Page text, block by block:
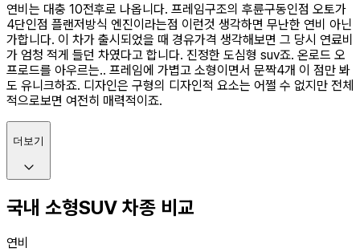
연비는 대충 10전후로 나옵니다. 프레임구조의 후륜구동인점 오토가
4단인점 플랜저방식 엔진이라는점 이런것 생각하면 무난한 연비 아닌
가합니다. 이 차가 출시되었을 때 경유가격 생각해보면 그 당시 연료비
가 엄청 적게 들던 차였다고 합니다. 진정한 도심형 suv죠. 온로드 오
프로드를 아우르는.. 프레임에 가볍고 소형이면서 문짝4개 이 점만 봐
도 유니크하죠. 디자인은 구형의 디자인적 요소는 어쩔 수 없지만 전체
적으로보면 여전히 매력적이죠.
더보기
국내 소형SUV 차종 비교
연비